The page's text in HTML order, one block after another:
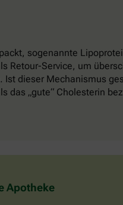
sogenannte
Retour-Service, um
Ist dieser Mechanismus
das „gute“ Cholesterin
Apotheke